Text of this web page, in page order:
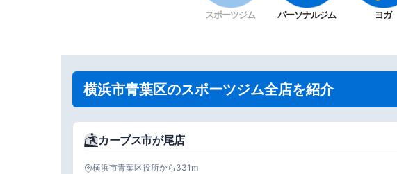
スポーツジム パーソナルジム ヨガ
横浜市青葉区のスポーツジム全店を紹介
カーブス市が尾店
横浜市青葉区役所から331m